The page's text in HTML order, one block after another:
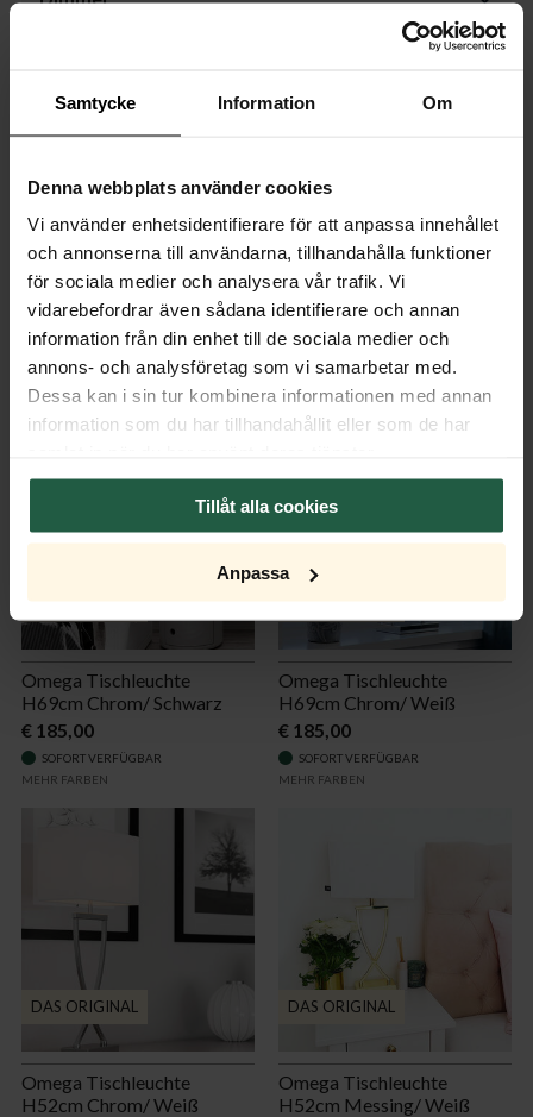
Samtycke Information Om
Denna webbplats använder cookies
Vi använder enhetsidentifierare för att anpassa innehållet
och annonserna till användarna, tillhandahålla funktioner
för sociala medier och analysera vår trafik. Vi
vidarebefordrar även sådana identifierare och annan
information från din enhet till de sociala medier och
annons- och analysföretag som vi samarbetar med.
Dessa kan i sin tur kombinera informationen med annan
information som du har tillhandahållit eller som de har
Tillåt alla cookies
Anpassa
Export Package
DAS ORIGINAL
Omega Tischleuchte
H69cm Chrom/ Schwarz
€ 185,00
SOFORT VERFÜGBAR
MEHR FARBEN
DAS ORIGINAL
Omega Tischleuchte
H69cm Chrom/ Weiß
€ 185,00
SOFORT VERFÜGBAR
MEHR FARBEN
DAS ORIGINAL
Omega Tischleuchte
H52cm Chrom/ Weiß
DAS ORIGINAL
Omega Tischleuchte
H52cm Messing/ Weiß